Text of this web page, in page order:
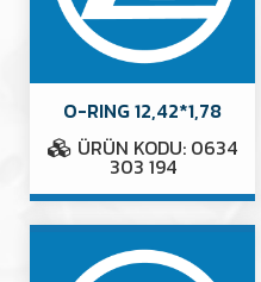
O-RING 12,42*1,78
ÜRÜN KODU: 0634
303 194